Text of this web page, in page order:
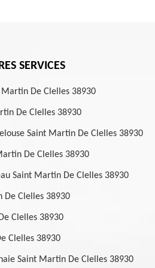
SERVICES
De Clelles 38930
De Clelles 38930
Saint Martin De Clelles 38930
De Clelles 38930
Saint Martin De Clelles 38930
De Clelles 38930
Clelles 38930
Clelles 38930
Saint Martin De Clelles 38930